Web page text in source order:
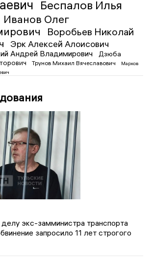
Беспалов Илья
Иванов Олег
Воробьев Николай
Эрк Алексей Алоисович
Андрей Владимирович
Дзюба
Трунов Михаил Вячеславович
Марков
экс-замминистра транспорта
запросило 11 лет строгого